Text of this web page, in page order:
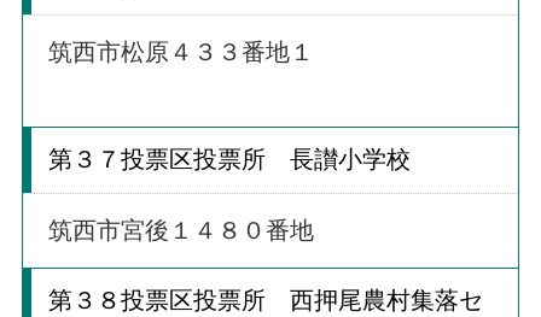
筑西市松原４３３番地１
第３７投票区投票所 長讃小学校
筑西市宮後１４８０番地
第３８投票区投票所 西押尾農村集落セ